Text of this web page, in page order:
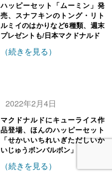
ハッピーセット「ムーミン」発
売、スナフキンのトング・リト
ルミイのはかりなど6種類、週末
プレゼントも/日本マクドナルド
（続きを見る）
2022年2月4日
マクドナルドにキューライス作
品登場、ほんのハッピーセット
「せかいいちれいぎただしいか
いじゅうボンバルボン」
（続きを見る）